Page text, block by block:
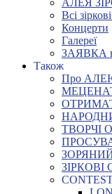
АЛЕЯ
Всі
Концерти
Галереї
ЗАЯВКА в
Також
Про
ТВОРЧІ
ЗІРКОВІ